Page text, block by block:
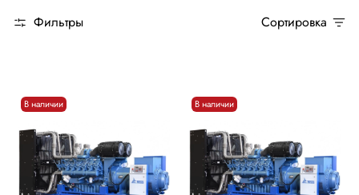
Фильтры Сортировка
В наличии В наличии